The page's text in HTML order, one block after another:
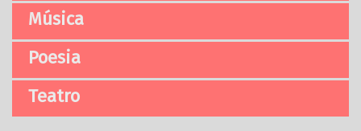
Música
Poesia
Teatro